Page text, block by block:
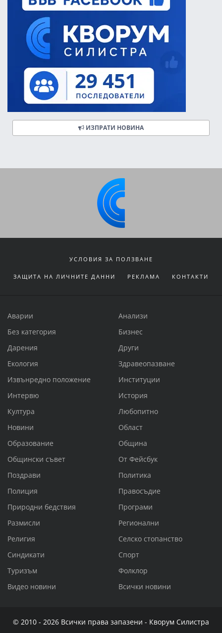
ИЗПРАТИ НОВИНА
УСЛОВИЯ ЗА ПОЛЗВАНЕ
ЗАЩИТА НА ЛИЧНИТЕ ДАННИ РЕКЛАМА КОНТАКТИ
Аварии
Анализи
Без категория
Бизнес
Дарения
Други
Екология
Здравеопазване
Извънредно положение
Институции
Интервю
История
Култура
Любопитно
Новини
Област
Образование
Община
Общински съвет
От Фейсбук
Поздрави
Политика
Полиция
Правосъдие
Природни бедствия
Програми
Размисли
Регионални
Религия
Селско стопанство
Синдикати
Спорт
Туризъм
Фолклор
Видео новини
Всички новини
© 2010 - 2026 Всички права запазени - Кворум Силистра